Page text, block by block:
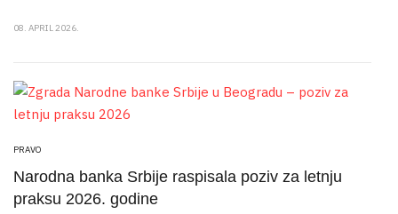
08. APRIL 2026.
PRAVO
Narodna banka Srbije raspisala poziv za letnju
praksu 2026. godine